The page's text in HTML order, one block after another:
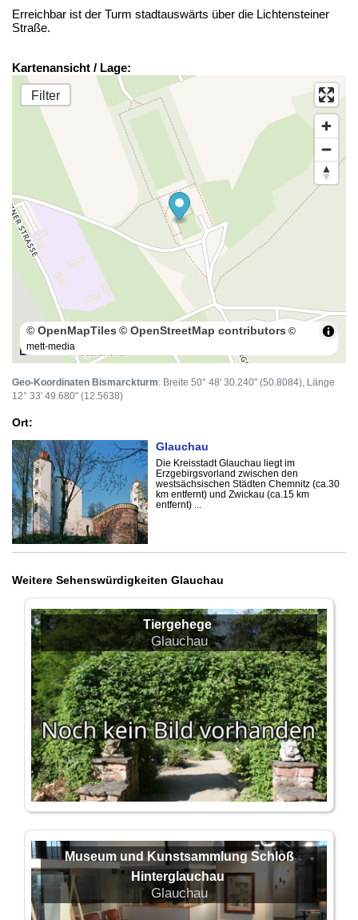
Erreichbar ist der Turm stadtauswärts über die Lichtensteiner
Straße.
Kartenansicht / Lage:
Filter
100 m
© OpenMapTiles © OpenStreetMap contributors ©
mett-media
Geo-Koordinaten Bismarckturm: Breite 50° 48' 30.240" (50.8084), Länge
12° 33' 49.680" (12.5638)
Ort:
Glauchau
Die Kreisstadt Glauchau liegt im
Erzgebirgsvorland zwischen den
westsächsischen Städten Chemnitz (ca.30
km entfernt) und Zwickau (ca.15 km
entfernt) ...
Weitere Sehenswürdigkeiten Glauchau
Tiergehege
Glauchau
Museum und Kunstsammlung Schloß
Hinterglauchau
Glauchau